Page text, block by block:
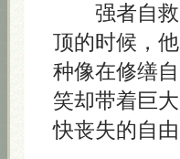
强者自救
顶的时候，
种像在修缮
笑却带着巨
快丧失的自由